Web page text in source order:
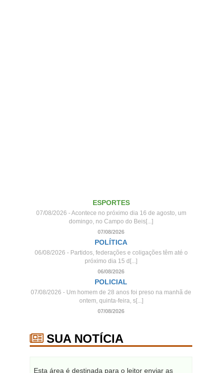
ESPORTES
07/08/2026 - Acontece no próximo dia 16 de agosto, um
domingo, no Campo do Beis[...]
07/08/2026
POLÍTICA
06/08/2026 - Partidos, federações e coligações têm até o
próximo dia 15 d[...]
06/08/2026
POLICIAL
07/08/2026 - Um homem de 28 anos foi preso na manhã de
ontem, quinta-feira, s[...]
07/08/2026
SUA NOTÍCIA
Esta área é destinada para o leitor enviar as